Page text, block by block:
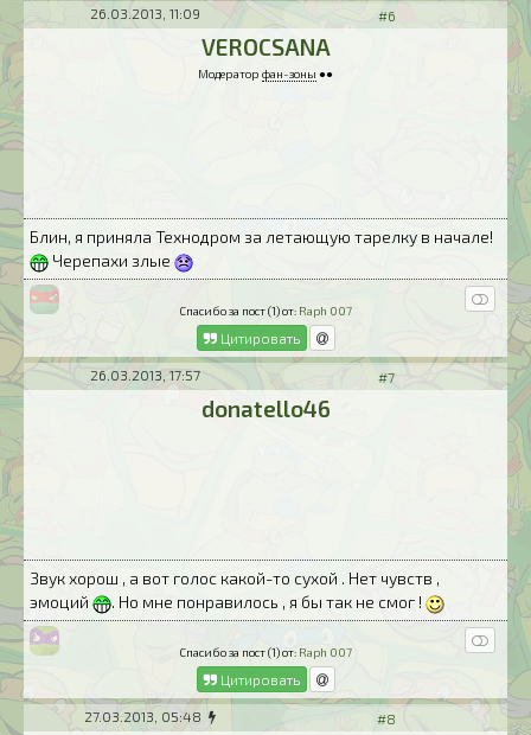
26.03.2013, 11:09 #6
VEROCSANA
Модератор фан-зоны ●●
Блин, я приняла Технодром за летающую тарелку в начале!
Черепахи злые
Спасибо за пост (1) от: Raph 007
Цитировать
26.03.2013, 17:57 #7
donatello46
Звук хорош , а вот голос какой-то сухой . Нет чувств ,
эмоций
. Но мне понравилось , я бы так не смог !
Спасибо за пост (1) от: Raph 007
Цитировать
27.03.2013, 05:48 #8